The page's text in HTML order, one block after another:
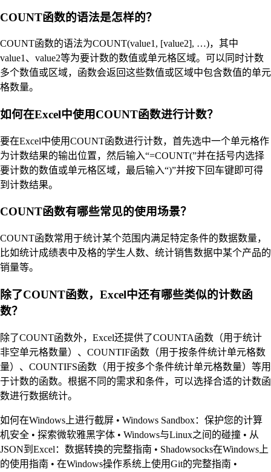
COUNT函数的语法是怎样的？
COUNT函数的语法为COUNT(value1, [value2], …)，其中
value1、value2等为要计数的数值或单元格区域。可以同时计数
多个数值或区域，函数会返回这些数值或区域中包含数值的单元
格数量。
如何在Excel中使用COUNT函数进行计数？
要在Excel中使用COUNT函数进行计数，首先选中一个单元格作
为计数结果的输出位置，然后输入“=COUNT(”并在括号内选择
要计数的数值或单元格区域，最后输入“)”并按下回车键即可得
到计数结果。
COUNT函数有哪些常见的使用场景？
COUNT函数常用于统计某个范围内满足特定条件的数据数量，
比如统计成绩表中及格的学生人数、统计销售数据中某个产品的
销量等。
除了COUNT函数，Excel中还有哪些类似的计数函
数？
除了COUNT函数外，Excel还提供了COUNTA函数（用于统计
非空单元格数量）、COUNTIF函数（用于按条件统计单元格数
量）、COUNTIFS函数（用于按多个条件统计单元格数量）等用
于计数的函数。根据不同的需求和条件，可以选择合适的计数函
数进行数据统计。
如何在Windows上进行截屏 • Windows Sandbox：保护您的计算
机安全 • 探索微软雅黑字体 • Windows与Linux之间的碰撞 • 从
JSON到Excel：数据转换的完整指南 • Shadowsocks在Windows上
的使用指南 • 在Windows操作系统上使用Git的完整指南 •